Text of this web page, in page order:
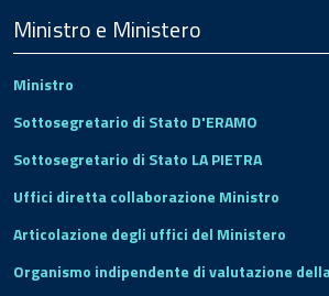
Footer
Ministro e Ministero
Ministro
Sottosegretario di Stato D'ERAMO
Sottosegretario di Stato LA PIETRA
Uffici diretta collaborazione Ministro
Articolazione degli uffici del Ministero
Organismo indipendente di valutazione